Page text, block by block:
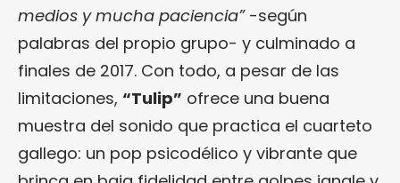
medios y mucha paciencia”-según
palabras del propio grupo- y culminado a
finales de 2017. Con todo, a pesar de las
limitaciones, “Tulip” ofrece una buena
muestra del sonido que practica el cuarteto
gallego: un pop psicodélico y vibrante que